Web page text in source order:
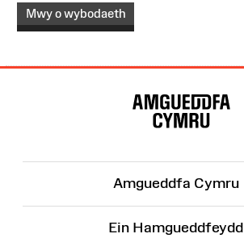
Mwy o wybodaeth
Amgueddfa Cymru
Ein Hamgueddfeydd